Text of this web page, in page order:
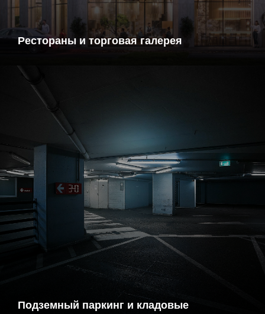
Рестораны и торговая галерея
Подземный паркинг и кладовые
Подберем подходящее решение в
интересующей локации с требуемыми
параметрами
Ответим лично на все вопросы, поможем
определиться во всем разнообразии
предложений